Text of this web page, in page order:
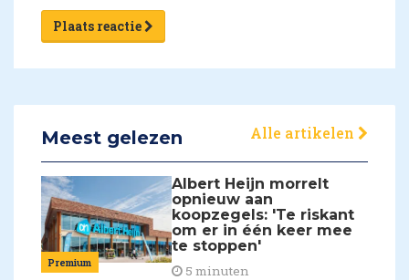
Plaats reactie
Meest gelezen Alle artikelen
Premium
Albert Heijn morrelt
opnieuw aan
koopzegels: 'Te riskant
om er in één keer mee
te stoppen'
5 minuten